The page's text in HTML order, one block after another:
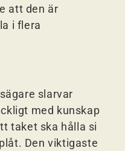
att den är
i flera
slarvar
med kunskap
taket ska hålla si
Den viktigaste